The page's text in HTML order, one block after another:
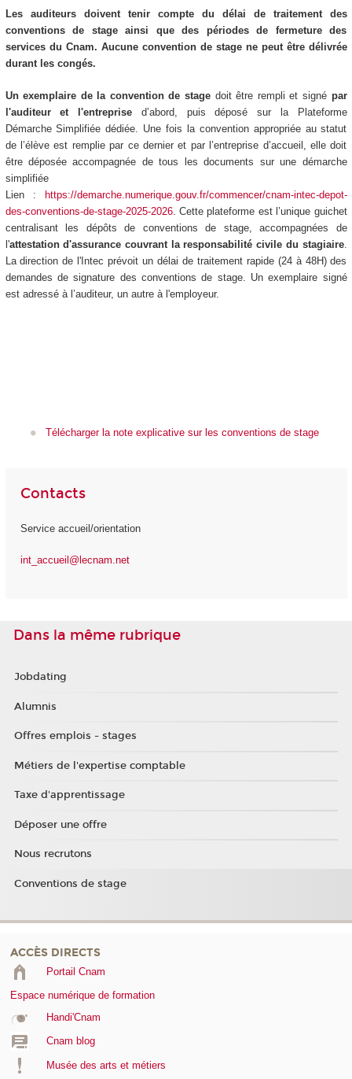
Les auditeurs doivent tenir compte du délai de traitement des
conventions de stage ainsi que des périodes de fermeture des
services du Cnam. Aucune convention de stage ne peut être délivrée
durant les congés.
Un exemplaire de la convention de stage doit être rempli et signé par
l'auditeur et l'entreprise d’abord, puis déposé sur la Plateforme
Démarche Simplifiée dédiée. Une fois la convention appropriée au statut
de l’élève est remplie par ce dernier et par l’entreprise d’accueil, elle doit
être déposée accompagnée de tous les documents sur une démarche
simplifiée
Lien : https://demarche.numerique.gouv.fr/commencer/cnam-intec-depot-
des-conventions-de-stage-2025-2026. Cette plateforme est l’unique guichet
centralisant les dépôts de conventions de stage, accompagnées de
l'attestation d'assurance couvrant la responsabilité civile du stagiaire.
La direction de l'Intec prévoit un délai de traitement rapide (24 à 48H) des
demandes de signature des conventions de stage. Un exemplaire signé
est adressé à l’auditeur, un autre à l'employeur.
Télécharger la note explicative sur les conventions de stage
Contacts
Service accueil/orientation
int_accueil@lecnam.net
Dans la même rubrique
Jobdating
Alumnis
Offres emplois - stages
Métiers de l'expertise comptable
Taxe d'apprentissage
Déposer une offre
Nous recrutons
Conventions de stage
ACCÈS DIRECTS
Portail Cnam
Espace numérique de formation
Handi'Cnam
Cnam blog
Musée des arts et métiers